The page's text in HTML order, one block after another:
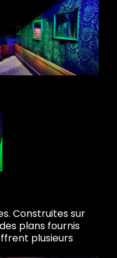
Construites sur
plans fournis
plusieurs